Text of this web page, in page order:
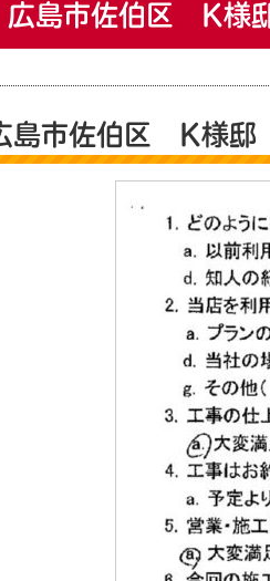
広島市佐伯区 K様
島市佐伯区 K様邸